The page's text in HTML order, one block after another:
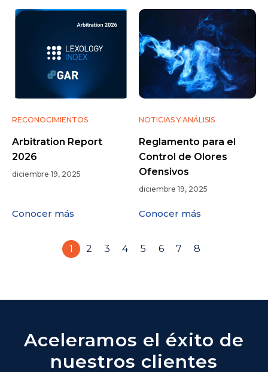
RECONOCIMIENTOS
Arbitration Report
2026
diciembre 19, 2025
Conocer más
NOTICIAS Y ANÁLISIS
Reglamento para el
Control de Olores
Ofensivos
diciembre 19, 2025
Conocer más
1 2 3 4 5 6 7 8
Aceleramos el éxito de
nuestros clientes